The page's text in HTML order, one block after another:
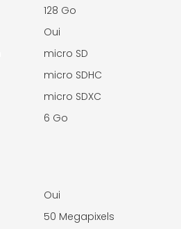
128 Go
Oui
micro SD
micro SDHC
micro SDXC
6 Go
Oui
50 Megapixels